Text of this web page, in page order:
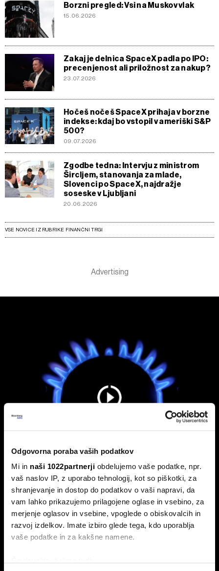
Odgovorna poraba vaših podatkov
Mi in naši 1022partnerji obdelujemo vaše podatke, npr.
vaš naslov IP, z uporabo tehnologij, kot so piškotki, za
shranjevanje in dostop do podatkov o vaši napravi, da
vam lahko prikazujemo prilagojene oglase in vsebino, za
merjenje oglasov in vsebine, vpoglede o obiskovalcih in
razvoj izdelkov. Imate izbiro glede tega, kdo uporablja
vaše podatke in za kakšne namene.
Borzni pregled: Vsi na Muskov vlak
15.06.2026
Zakaj je delnica SpaceX padla po IPO:
precenjenost ali priložnost za nakup?
23.07.2026
Hočeš nočeš SpaceX prihaja v borzne
indekse: kdaj bo vstopil v ameriški S&P
500?
09.07.2026
Zgodbe tedna: Intervju z ministrom
Šircljem, stanovanja za mlade,
Slovenci po SpaceX, najdražje
soseske v Ljubljani
20.06.2026
VSE NOVICE IZ RUBRIKE FINANČNI TRGI
Nas čaka draga kurilna sezona? EU z
najnižjimi zalogami plina v dveh
desetletjih
Skladišča EU le 57-odstotno zapolnjena s plinom.